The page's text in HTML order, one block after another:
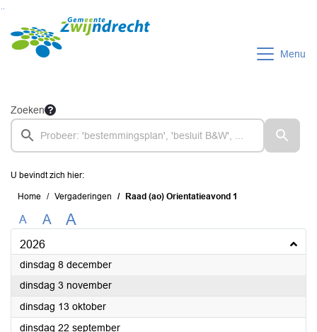
Ga naar de inhoud van deze pagina
Ga naar het zoeken
Ga naar het menu
Menu
Zoeken
U bevindt zich hier:
Home Vergaderingen Raad (ao) Orientatieavond 1
A A A
2026
dinsdag 8 december2026
dinsdag 3 november2026
dinsdag 13 oktober2026
dinsdag 22 september2026